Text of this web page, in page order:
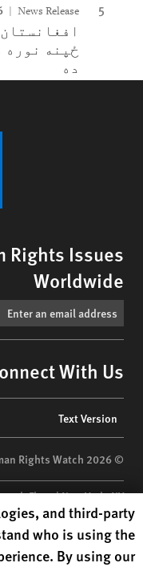
News Release
ځپنه نوره
ده
Rights Issues
Worldwide
With Us
menu
Text Version
© 2026 Human Rights Watch
Floor | New York,NY
USA| t1.212.290.4700
registered in the US
under EIN: 13-2875808
cookie preferences
and third-party
who is using the
By using our